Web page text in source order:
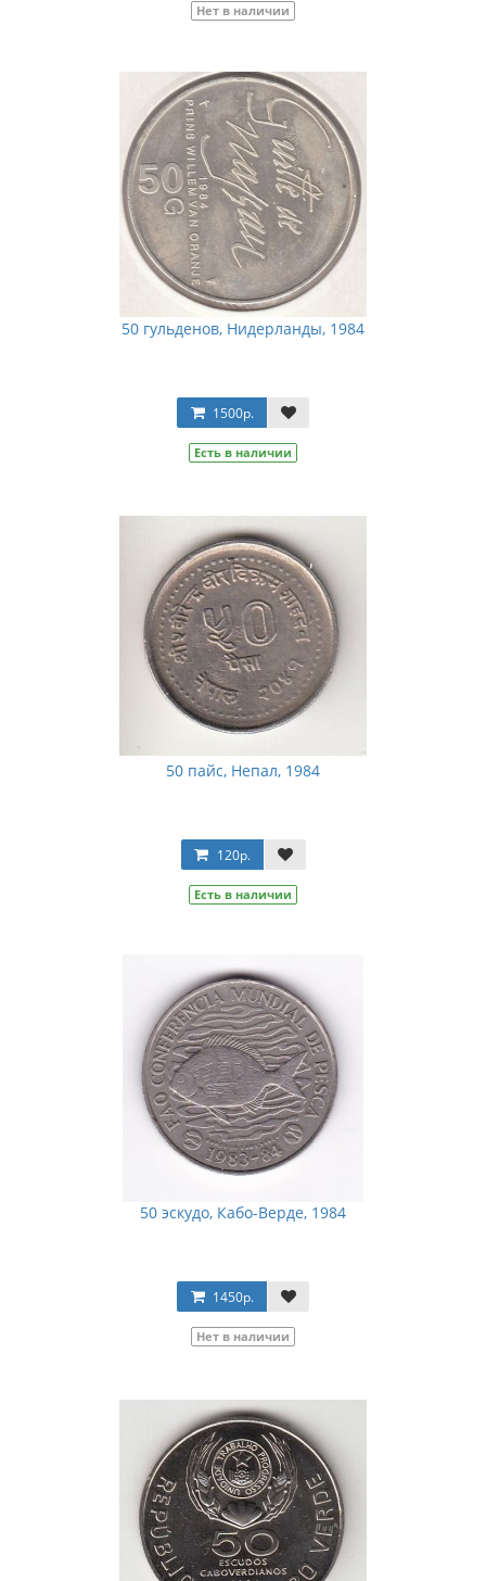
Нет в наличии
50 гульденов, Нидерланды, 1984
1500р.
Есть в наличии
50 пайс, Непал, 1984
120р.
Есть в наличии
50 эскудо, Кабо-Верде, 1984
1450р.
Нет в наличии